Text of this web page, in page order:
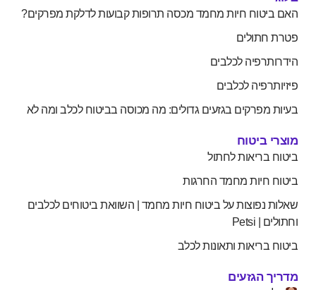
האם ביטוח חיות מחמד מכסה תרופות קבועות לדלקת מפרקים?
פטרת חתולים
הידרותרפיה לכלבים
פיזיותרפיה לכלבים
בעיות מפרקים בגזעים גדולים: מה מכוסה בביטוח לכלב ומה לא
מוצרי ביטוח
ביטוח בריאות לחתול
ביטוח חיות מחמד החרגות
שאלות נפוצות על ביטוח חיות מחמד | השוואת ביטוחים לכלבים
וחתולים | Petsi
ביטוח בריאות ותאונות לכלב
מדריך הגזעים